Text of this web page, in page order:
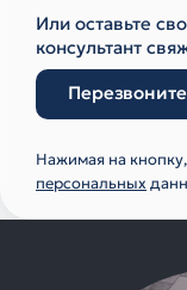
Или оставьте
консультант
Нажимая на
персональных